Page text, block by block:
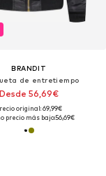
BRANDIT
de entretiempo
Desde 56,69€
original: 69,99€
precio más bajo:56,69€